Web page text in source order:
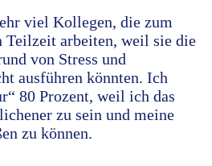
viel Kollegen, die zum
Teilzeit arbeiten, weil sie die
von Stress und
ausführen könnten. Ich
80 Prozent, weil ich das
zu sein und meine
zu können.